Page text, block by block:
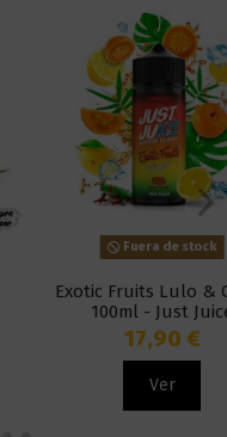
Fuera de stock
Fruits Lulo & Citrus
100ml - Just Juice
17,90 €